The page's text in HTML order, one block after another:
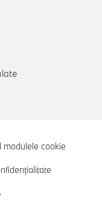
modulele cookie